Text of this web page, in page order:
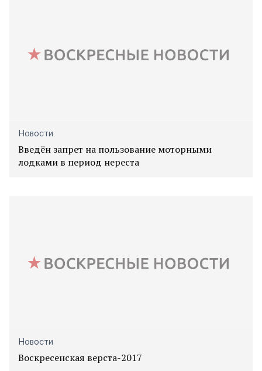
Новости
Введён запрет на пользование моторными
лодками в период нереста
Новости
Воскресенская верста-2017